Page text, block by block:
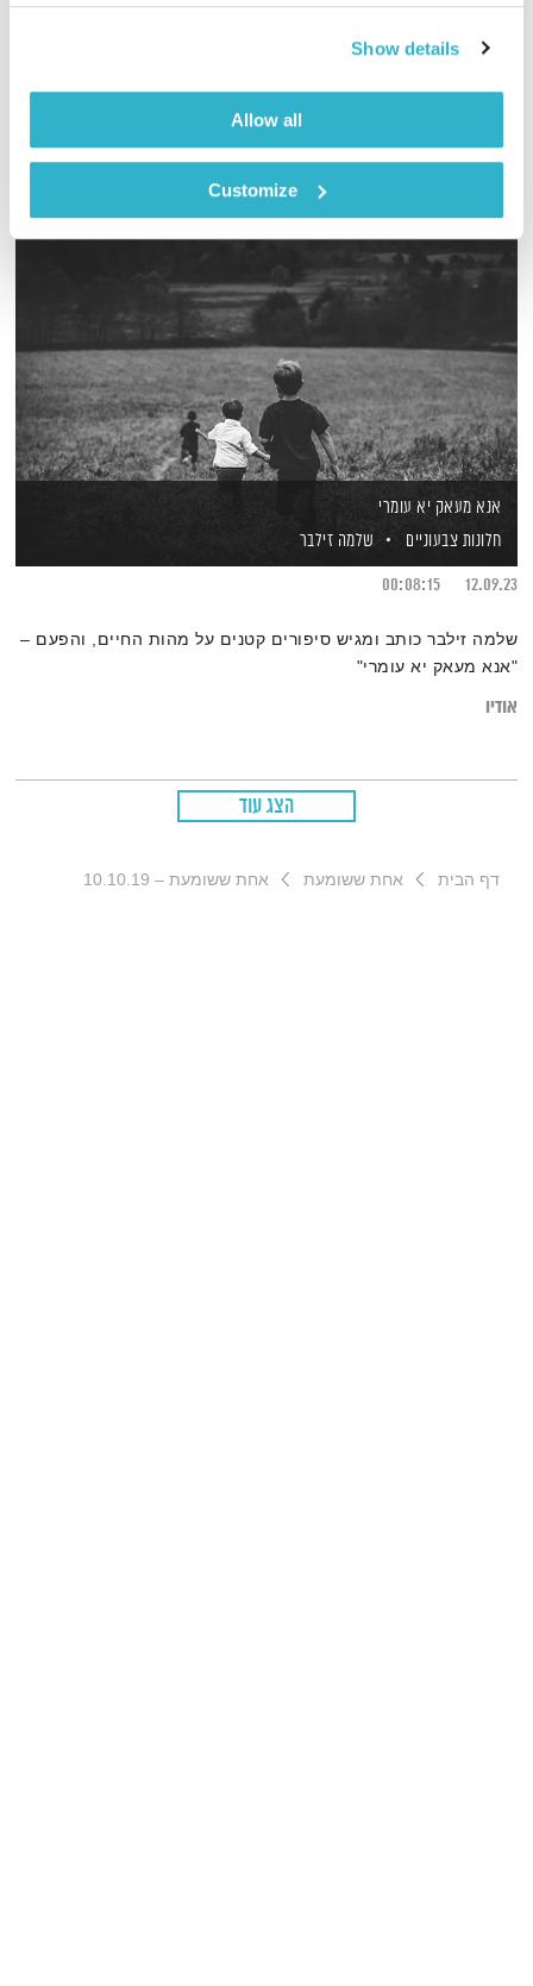
Show details
Allow all
Customize
מהדורה מורחבת של פה זה טוב לרגל יום חמישי. מוזיקה. פשוט
אודיו
אנא מעאק יא עומרי
חלונות צבעוניים
שלמה זילבר
12.09.23
00:08:15
שלמה זילבר כותב ומגיש סיפורים קטנים על מהות החיים, והפעם –
"אנא מעאק יא עומרי"
אודיו
הצג עוד
דף הבית אחת ששומעת אחת ששומעת – 10.10.19